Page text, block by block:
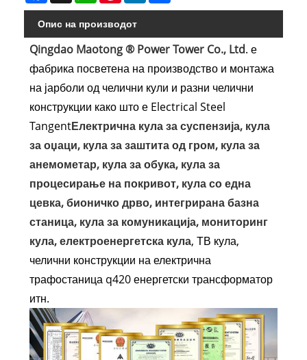
Опис на производот
Qingdao Maotong ® Power Tower Co., Ltd. е
фабрика посветена на производство и монтажа
на јарболи од челични кули и разни челични
конструкции како што е Electrical Steel
TangentЕлектрична кула за суспензија, кула
за оџаци, кула за заштита од гром, кула за
анемометар, кула за обука, кула за
процесирање на покривот, кула со една
цевка, бионичко дрво, интегрирана базна
станица, кула за комуникација, мониторинг
кула, електроенергетска кула, ТВ кула,
челични конструкции на електрична
трафостаница q420 енергетски трансформатор
итн.